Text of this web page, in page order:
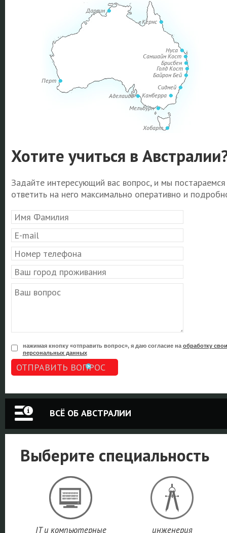
Сидней
Аделаида
Байрон Бей
Брисбен
Голд Кост
Канберра
Кернс
Мельбурн
Перт
Саншайн Кост
Хобарт
Нуса
Дарвин
Хотите учиться в
Задайте интересующий вас вопрос, и мы постараемся
ответить на него максимально оперативно и
нажимая кнопку «отправить вопрос», я даю согласие на обработку
персональных данных
ОТПРАВИТЬ ВОПРОС
ВСЁ ОБ АВСТРАЛИИ
Выберите специальность
IT и компьютерные инженерия